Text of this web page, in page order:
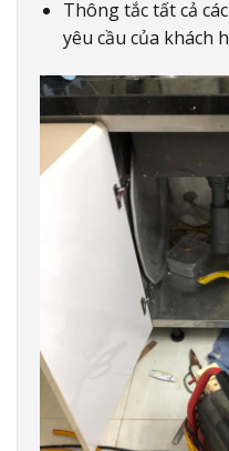
Thông tắc tất cả
yêu cầu của khách